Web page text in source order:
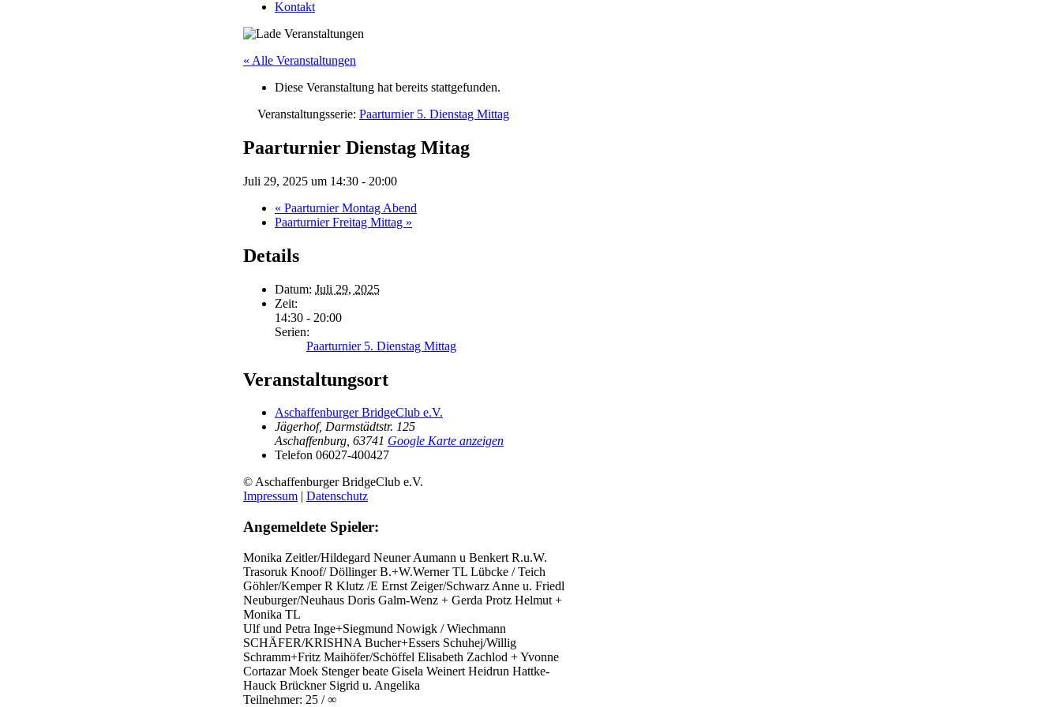
Kontakt
« Alle Veranstaltungen
Diese Veranstaltung hat bereits stattgefunden.
Veranstaltungsserie: Paarturnier 5. Dienstag Mittag
Paarturnier Dienstag Mitag
Juli 29, 2025 um 14:30 - 20:00
« Paarturnier Montag Abend
Paarturnier Freitag Mittag »
Details
Datum: Juli 29, 2025
Zeit:
14:30 - 20:00
Serien:
Paarturnier 5. Dienstag Mittag
Veranstaltungsort
Aschaffenburger BridgeClub e.V.
Jägerhof, Darmstädtstr. 125
Aschaffenburg, 63741 Google Karte anzeigen
Telefon 06027-400427
© Aschaffenburger BridgeClub e.V.
Impressum | Datenschutz
Angemeldete Spieler:
Monika Zeitler/Hildegard NeunerAumann u Benkert R.u.W.
Trasoruk Knoof/ DöllingerB.+W.Werner TL Lübcke / Teich
Göhler/KemperR Klutz /E Ernst Zeiger/Schwarz Anne u. Friedl
Neuburger/Neuhaus Doris Galm-Wenz + Gerda Protz Helmut +
Monika TL
Ulf und Petra Inge+Siegmund Nowigk / Wiechmann
SCHÄFER/KRISHNA Bucher+Essers Schuhej/Willig
Schramm+Fritz Maihöfer/Schöffel Elisabeth Zachlod + Yvonne
CortazarMoek Stenger beate Gisela Weinert Heidrun Hattke-
Hauck Brückner Sigrid u. Angelika
Teilnehmer: 25 / ∞